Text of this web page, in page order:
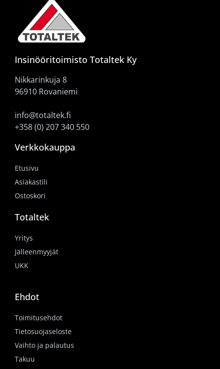
Insinööritoimisto Totaltek Ky
Nikkarinkuja 8
96910 Rovaniemi
info@totaltek.fi
+358 (0) 207 340 550
Verkkokauppa
Etusivu
Asiakastili
Ostoskori
Totaltek
Yritys
Jälleenmyyjät
UKK
Ehdot
Toimitusehdot
Tietosuojaseloste
Vaihto ja palautus
Takuu